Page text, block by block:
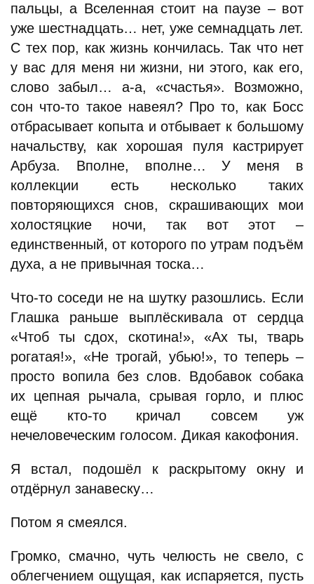
пальцы, а Вселенная стоит на паузе – вот
уже шестнадцать… нет, уже семнадцать лет.
С тех пор, как жизнь кончилась. Так что нет
у вас для меня ни жизни, ни этого, как его,
слово забыл… а-а, «счастья». Возможно,
сон что-то такое навеял? Про то, как Босс
отбрасывает копыта и отбывает к большому
начальству, как хорошая пуля кастрирует
Арбуза. Вполне, вполне… У меня в
коллекции есть несколько таких
повторяющихся снов, скрашивающих мои
холостяцкие ночи, так вот этот –
единственный, от которого по утрам подъём
духа, а не привычная тоска…
Что-то соседи не на шутку разошлись. Если
Глашка раньше выплёскивала от сердца
«Чтоб ты сдох, скотина!», «Ах ты, тварь
рогатая!», «Не трогай, убью!», то теперь –
просто вопила без слов. Вдобавок собака
их цепная рычала, срывая горло, и плюс
ещё кто-то кричал совсем уж
нечеловеческим голосом. Дикая какофония.
Я встал, подошёл к раскрытому окну и
отдёрнул занавеску…
Потом я смеялся.
Громко, смачно, чуть челюсть не свело, с
облегчением ощущая, как испаряется, пусть